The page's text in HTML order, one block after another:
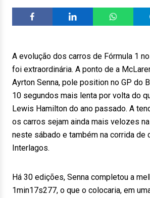
A evolução dos carros de Fórmula 1
foi extraordinária. A ponto de a
Ayrton Senna, pole position no GP do
10 segundos mais lenta por volta do
Lewis Hamilton do ano passado. A
os carros sejam ainda mais velozes
neste sábado e também na corrida de
Interlagos.
Há 30 edições, Senna completou a
1min17s277, o que o colocaria, em